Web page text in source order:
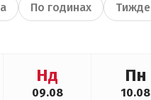
По годинах
Нд
09.08
Пн
10.08